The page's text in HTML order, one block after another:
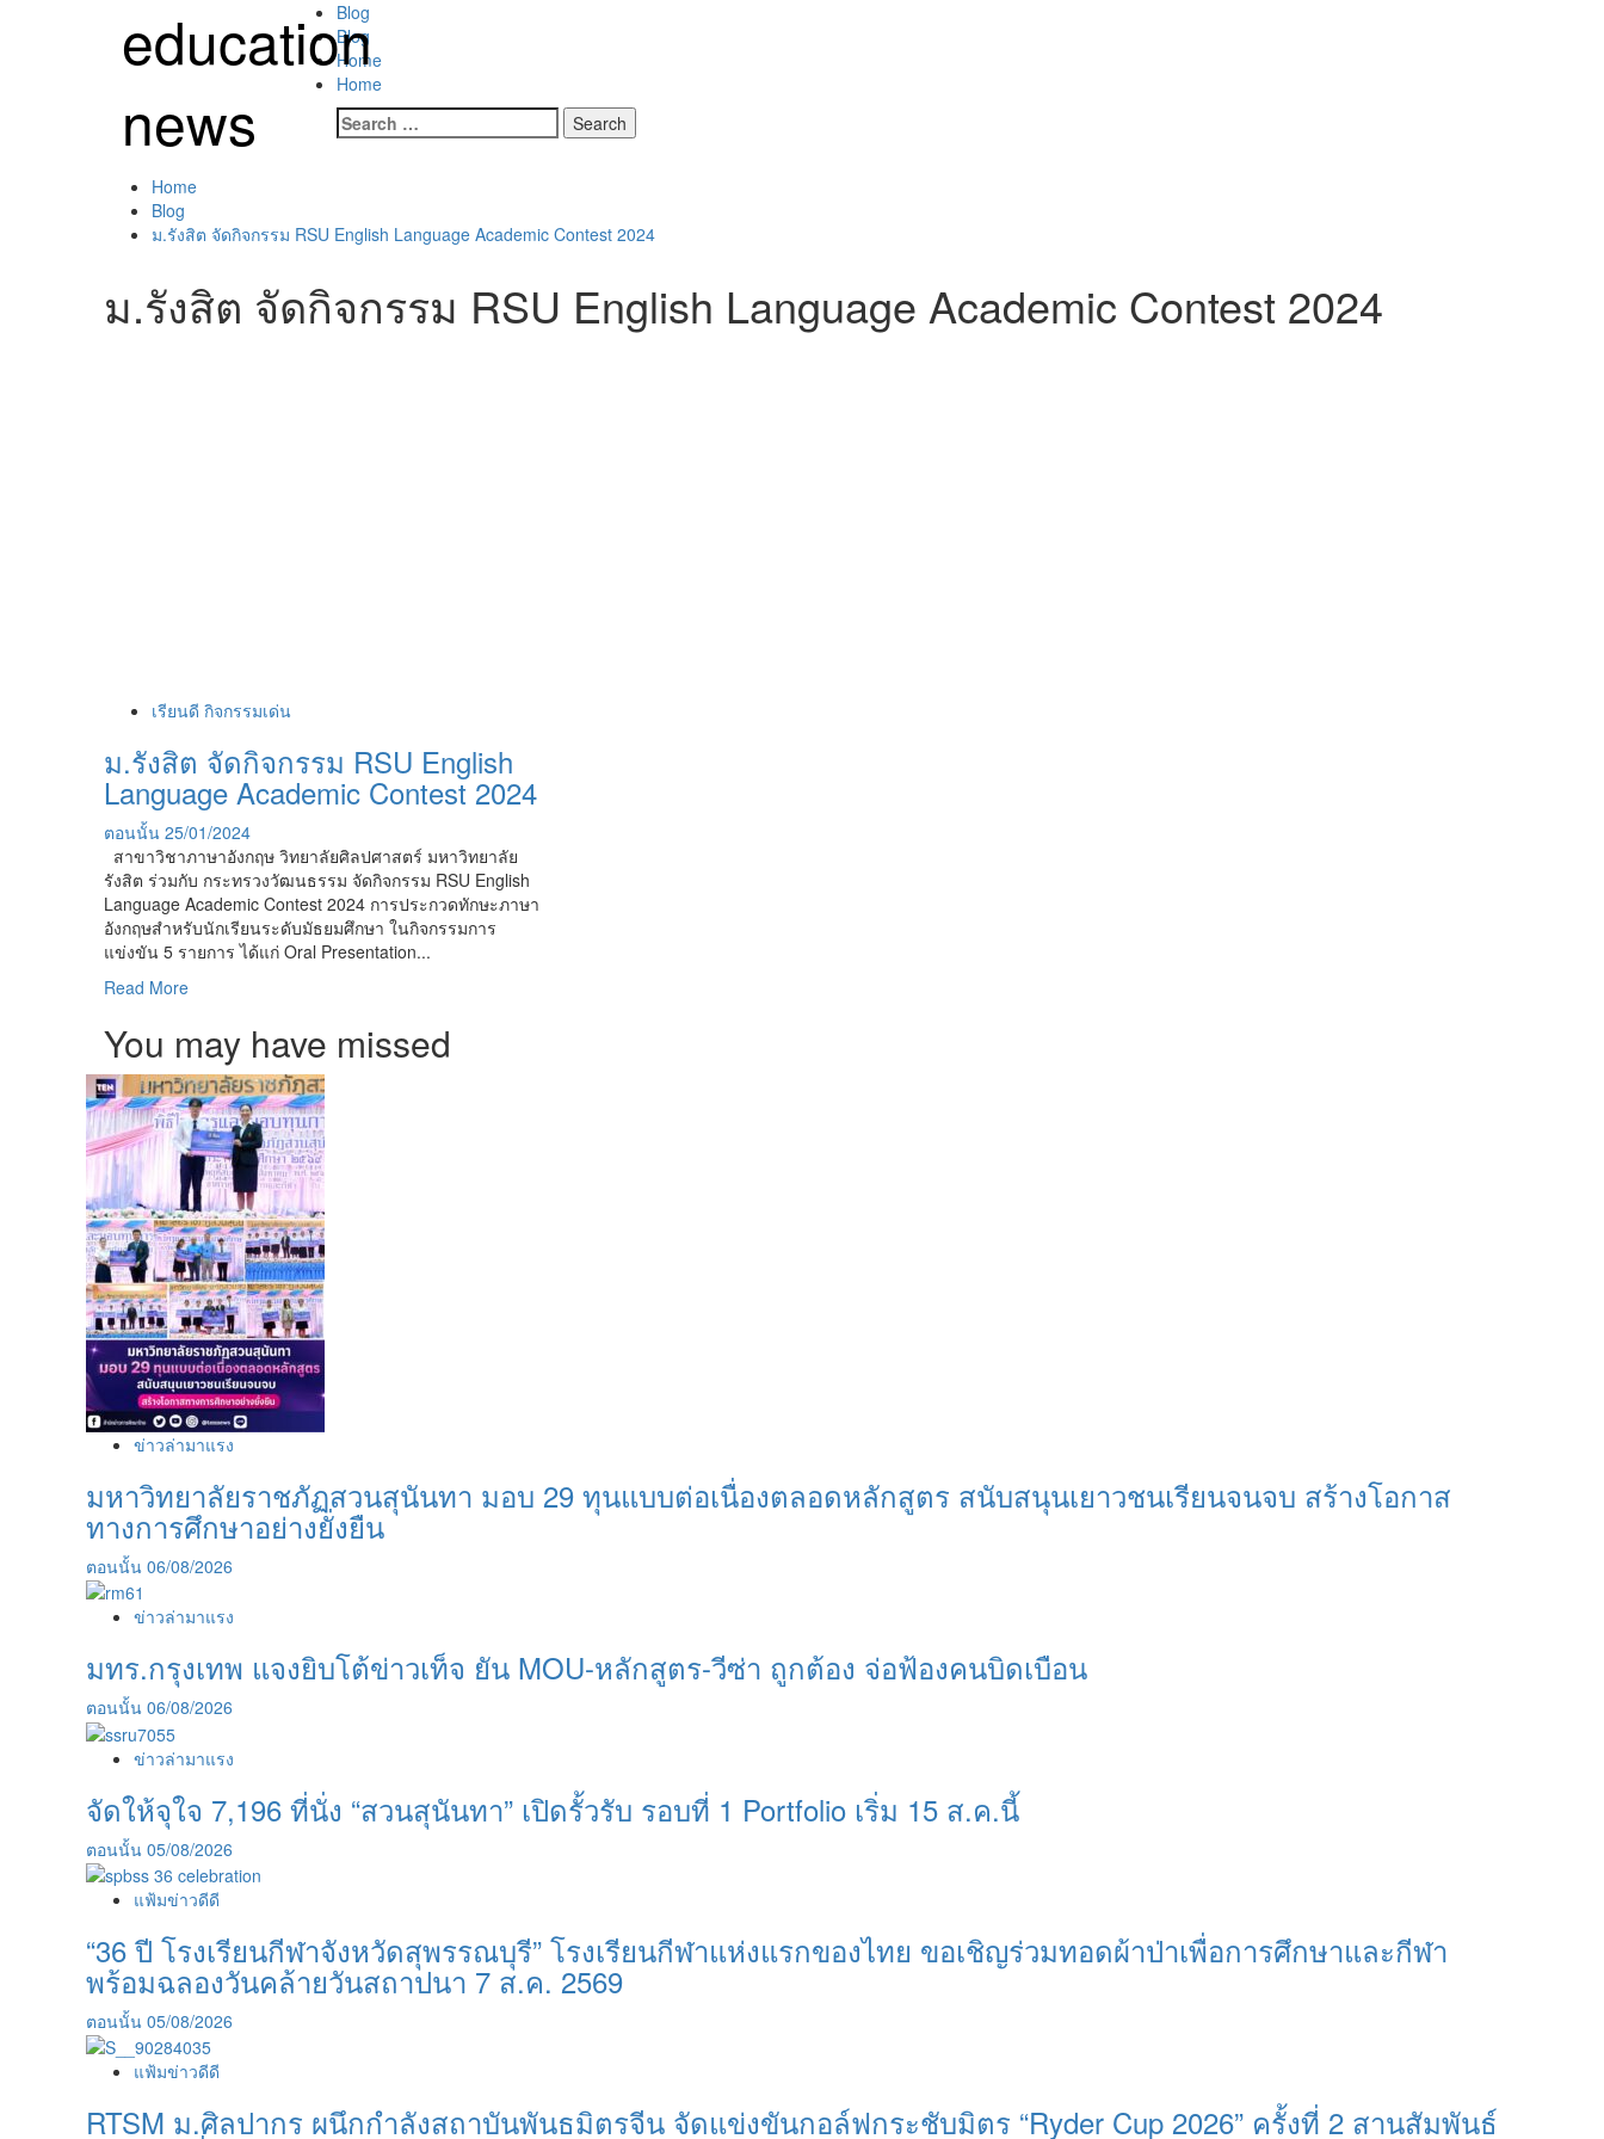
education
news
Primary
Menu
Blog
Blog
Home
Home
Search
for:
Home
Blog
ม.รังสิต จัดกิจกรรม RSU English Language Academic Contest 2024
ม.รังสิต จัดกิจกรรม RSU English Language Academic Contest 2024
เรียนดี กิจกรรมเด่น
ม.รังสิต จัดกิจกรรม RSU English
Language Academic Contest 2024
ตอนนั้น 25/01/2024
สาขาวิชาภาษาอังกฤษ วิทยาลัยศิลปศาสตร์ มหาวิทยาลัย
รังสิต ร่วมกับ กระทรวงวัฒนธรรม จัดกิจกรรม RSU English
Language Academic Contest 2024 การประกวดทักษะภาษา
อังกฤษสำหรับนักเรียนระดับมัธยมศึกษา ในกิจกรรมการ
แข่งขัน 5 รายการ ได้แก่ Oral Presentation...
Read MoreRead
about
ม.รังสิต
จัด
กิจกรรม
RSU
English
Language
Academic
Contest
2024
You may have missed
ข่าวล่ามาแรง
มหาวิทยาลัยราชภัฏสวนสุนันทา มอบ 29 ทุนแบบต่อเนื่องตลอดหลักสูตร สนับสนุนเยาวชนเรียนจนจบ สร้างโอกาส
ทางการศึกษาอย่างยั่งยืน
ตอนนั้น 06/08/2026
ข่าวล่ามาแรง
มทร.กรุงเทพ แจงยิบโต้ข่าวเท็จ ยัน MOU-หลักสูตร-วีซ่า ถูกต้อง จ่อฟ้องคนบิดเบือน
ตอนนั้น 06/08/2026
ข่าวล่ามาแรง
จัดให้จุใจ 7,196 ที่นั่ง “สวนสุนันทา” เปิดรั้วรับ รอบที่ 1 Portfolio เริ่ม 15 ส.ค.นี้
ตอนนั้น 05/08/2026
แฟ้มข่าวดีดี
“36 ปี โรงเรียนกีฬาจังหวัดสุพรรณบุรี” โรงเรียนกีฬาแห่งแรกของไทย ขอเชิญร่วมทอดผ้าป่าเพื่อการศึกษาและกีฬา
พร้อมฉลองวันคล้ายวันสถาปนา 7 ส.ค. 2569
ตอนนั้น 05/08/2026
แฟ้มข่าวดีดี
RTSM ม.ศิลปากร ผนึกกำลังสถาบันพันธมิตรจีน จัดแข่งขันกอล์ฟกระชับมิตร “Ryder Cup 2026” ครั้งที่ 2 สานสัมพันธ์